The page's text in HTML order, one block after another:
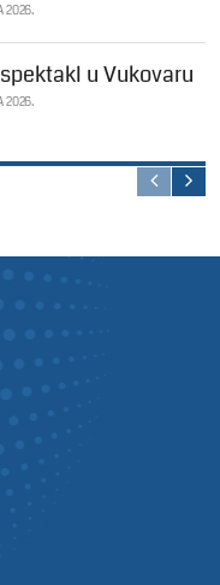
2026.
u Vukovaru
2026.